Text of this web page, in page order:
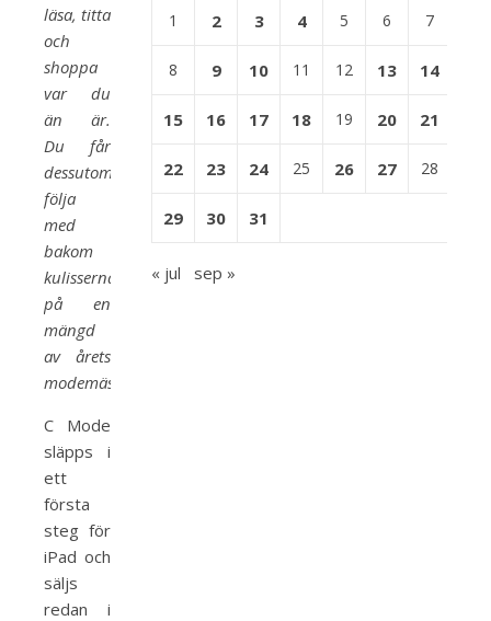
läsa, titta
och
shoppa
var du
än är.
Du får
dessutom
följa
med
bakom
kulisserna
på en
mängd
av årets
modemässor.”
C Mode
släpps i
ett
första
steg för
iPad och
säljs
redan i
1 2 3 4 5 6 7
8 9 10 11 12 13 14
15 16 17 18 19 20 21
22 23 24 25 26 27 28
29 30 31
« jul sep »